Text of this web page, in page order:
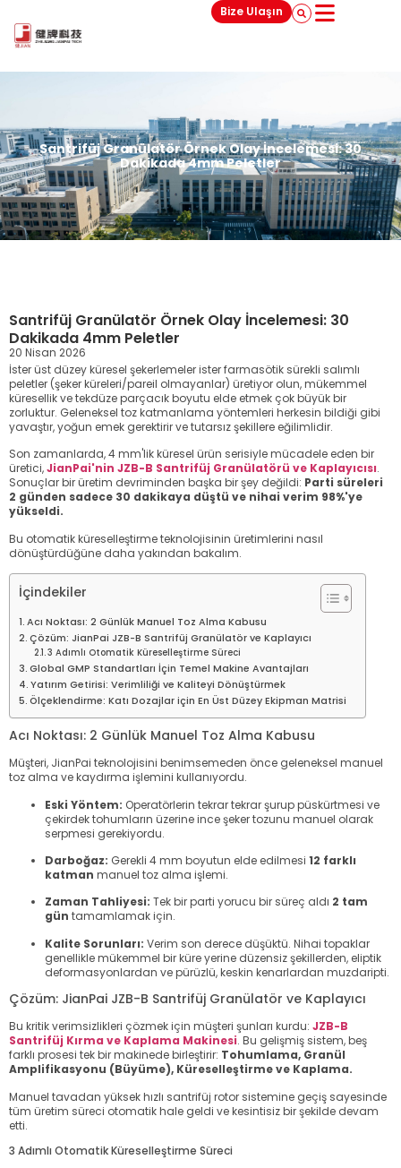
Bize Ulaşın
Santrifüj Granülatör Örnek Olay İncelemesi: 30
Dakikada 4mm Peletler
Santrifüj Granülatör Örnek Olay İncelemesi: 30
Dakikada 4mm Peletler
20 Nisan 2026
İster üst düzey küresel şekerlemeler ister farmasötik sürekli salımlı
peletler (şeker küreleri/pareil olmayanlar) üretiyor olun, mükemmel
küresellik ve tekdüze parçacık boyutu elde etmek çok büyük bir
zorluktur. Geleneksel toz katmanlama yöntemleri herkesin bildiği gibi
yavaştır, yoğun emek gerektirir ve tutarsız şekillere eğilimlidir.
Son zamanlarda, 4 mm'lik küresel ürün serisiyle mücadele eden bir
üretici,JianPai'nin JZB-B Santrifüj Granülatörü ve Kaplayıcısı.
Sonuçlar bir üretim devriminden başka bir şey değildi: Parti süreleri
2 günden sadece 30 dakikaya düştü ve nihai verim 98%'ye
yükseldi.
Bu otomatik küreselleştirme teknolojisinin üretimlerini nasıl
dönüştürdüğüne daha yakından bakalım.
İçindekiler
Acı Noktası: 2 Günlük Manuel Toz Alma Kabusu
Çözüm: JianPai JZB-B Santrifüj Granülatör ve Kaplayıcı
3 Adımlı Otomatik Küreselleştirme Süreci
Global GMP Standartları İçin Temel Makine Avantajları
Yatırım Getirisi: Verimliliği ve Kaliteyi Dönüştürmek
Ölçeklendirme: Katı Dozajlar için En Üst Düzey Ekipman Matrisi
Acı Noktası: 2 Günlük Manuel Toz Alma Kabusu
Müşteri, JianPai teknolojisini benimsemeden önce geleneksel manuel
toz alma ve kaydırma işlemini kullanıyordu.
Eski Yöntem: Operatörlerin tekrar tekrar şurup püskürtmesi ve
çekirdek tohumların üzerine ince şeker tozunu manuel olarak
serpmesi gerekiyordu.
Darboğaz: Gerekli 4 mm boyutun elde edilmesi 12 farklı
katman manuel toz alma işlemi.
Zaman Tahliyesi: Tek bir parti yorucu bir süreç aldı 2 tam
gün tamamlamak için.
Kalite Sorunları: Verim son derece düşüktü. Nihai topaklar
genellikle mükemmel bir küre yerine düzensiz şekillerden, eliptik
deformasyonlardan ve pürüzlü, keskin kenarlardan muzdaripti.
Çözüm: JianPai JZB-B Santrifüj Granülatör ve Kaplayıcı
Bu kritik verimsizlikleri çözmek için müşteri şunları kurdu: JZB-B
Santrifüj Kırma ve Kaplama Makinesi. Bu gelişmiş sistem, beş
farklı prosesi tek bir makinede birleştirir: Tohumlama, Granül
Amplifikasyonu (Büyüme), Küreselleştirme ve Kaplama.
Manuel tavadan yüksek hızlı santrifüj rotor sistemine geçiş sayesinde
tüm üretim süreci otomatik hale geldi ve kesintisiz bir şekilde devam
etti.
3 Adımlı Otomatik Küreselleştirme Süreci